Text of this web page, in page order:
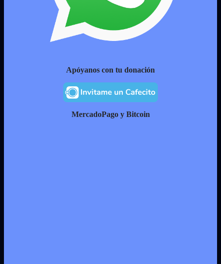
Apóyanos con tu donación
MercadoPago y Bitcoin